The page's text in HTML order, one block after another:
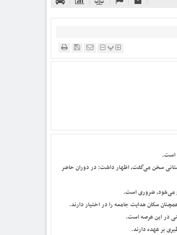
پ
است.
سخن می‌گفت، اظهار داشت: در دوران حاضر
می‌شود، ضروری است.
سکان هدایت جامعه را در اختیار دارند.
در این عرصه است.
بر عهده دارند.